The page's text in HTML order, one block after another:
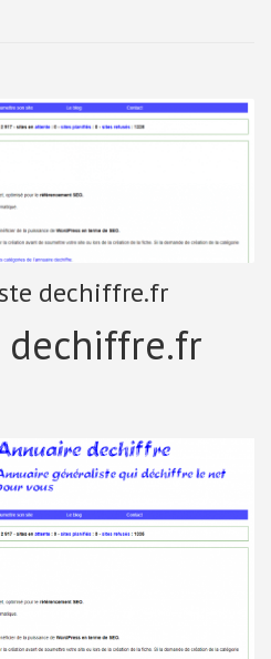
dechiffre.fr
dechiffre.fr